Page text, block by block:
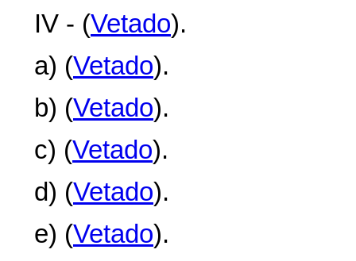
IV - (Vetado).
a) (Vetado).
b) (Vetado).
c) (Vetado).
d) (Vetado).
e) (Vetado).